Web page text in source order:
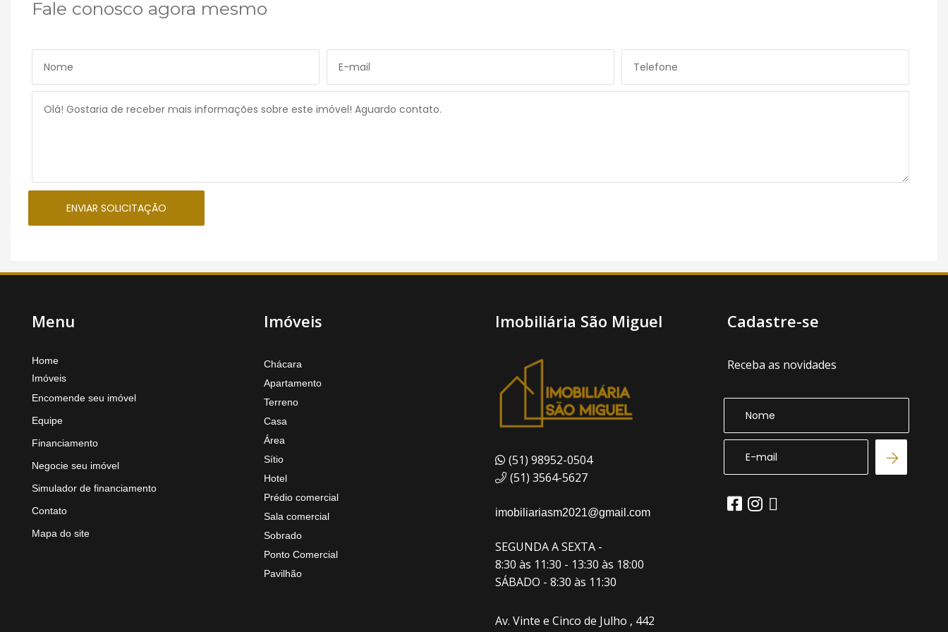
Fale conosco agora mesmo
Menu
Home
Imóveis
Encomende seu imóvel
Equipe
Financiamento
Negocie seu imóvel
Simulador de financiamento
Contato
Mapa do site
Imóveis
Chácara
Apartamento
Terreno
Casa
Área
Sítio
Hotel
Prédio comercial
Sala comercial
Sobrado
Ponto Comercial
Pavilhão
Imobiliária São Miguel
(51) 98952-0504
(51) 3564-5627
imobiliariasm2021@gmail.com
SEGUNDA A SEXTA -
8:30 às 11:30 - 13:30 às 18:00
SÁBADO - 8:30 às 11:30
Av. Vinte e Cinco de Julho , 442
Cadastre-se
Receba as novidades